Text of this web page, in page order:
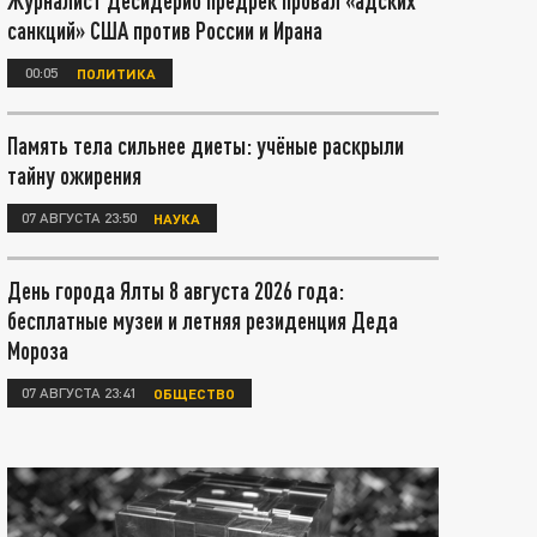
санкций» США против России и Ирана
00:05 ПОЛИТИКА
Память тела сильнее диеты: учёные раскрыли
тайну ожирения
07 АВГУСТА 23:50 НАУКА
День города Ялты 8 августа 2026 года:
бесплатные музеи и летняя резиденция Деда
Мороза
07 АВГУСТА 23:41 ОБЩЕСТВО